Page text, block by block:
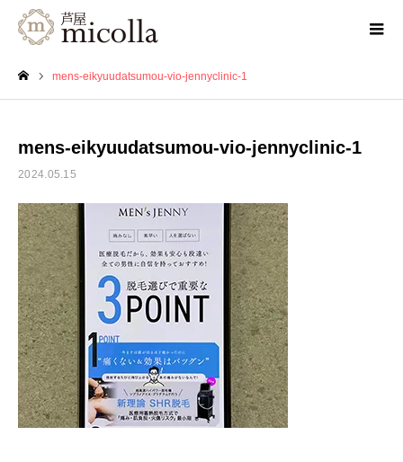
mens-eikyuudatsumou-vio-jennyclinic-1
mens-eikyuudatsumou-vio-jennyclinic-1
2024.05.15